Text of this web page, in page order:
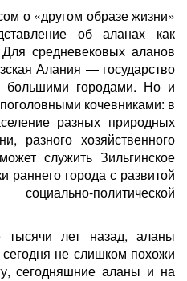
о «другом образе жизни»
об аланах как
Для средневековых аланов
Алания — государство
городами. Но и
кочевниками: в
разных природных
разного хозяйственного
служить Зильгинское
раннего города с развитой
политической
лет назад, аланы
не слишком похожи
сегодняшние аланы и на